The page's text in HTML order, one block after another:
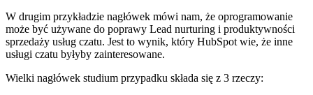
W drugim przykładzie nagłówek mówi nam, że oprogramowanie
może być używane do poprawy Lead nurturing i produktywności
sprzedaży usług czatu. Jest to wynik, który HubSpot wie, że inne
usługi czatu byłyby zainteresowane.
Wielki nagłówek studium przypadku składa się z 3 rzeczy: